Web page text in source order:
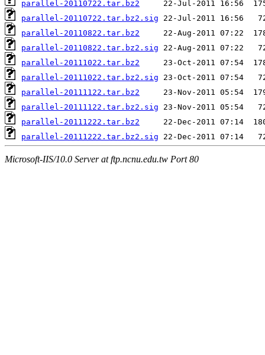
parallel-20110722.tar.bz2
parallel-20110722.tar.bz2.sig
parallel-20110822.tar.bz2
parallel-20110822.tar.bz2.sig
parallel-20111022.tar.bz2
parallel-20111022.tar.bz2.sig
parallel-20111122.tar.bz2
parallel-20111122.tar.bz2.sig
parallel-20111222.tar.bz2
parallel-20111222.tar.bz2.sig
Microsoft-IIS/10.0 Server at ftp.ncnu.edu.tw Port 80